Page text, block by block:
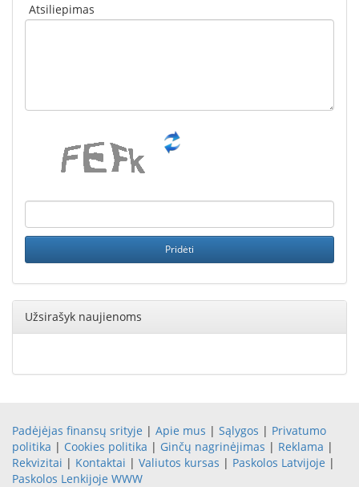
Atsiliepimas
Užsirašyk naujienoms
Padėjėjas finansų srityje | Apie mus | Sąlygos | Privatumo
politika | Cookies politika | Ginčų nagrinėjimas | Reklama |
Rekvizitai | Kontaktai | Valiutos kursas | Paskolos Latvijoje |
Paskolos Lenkijoje WWW